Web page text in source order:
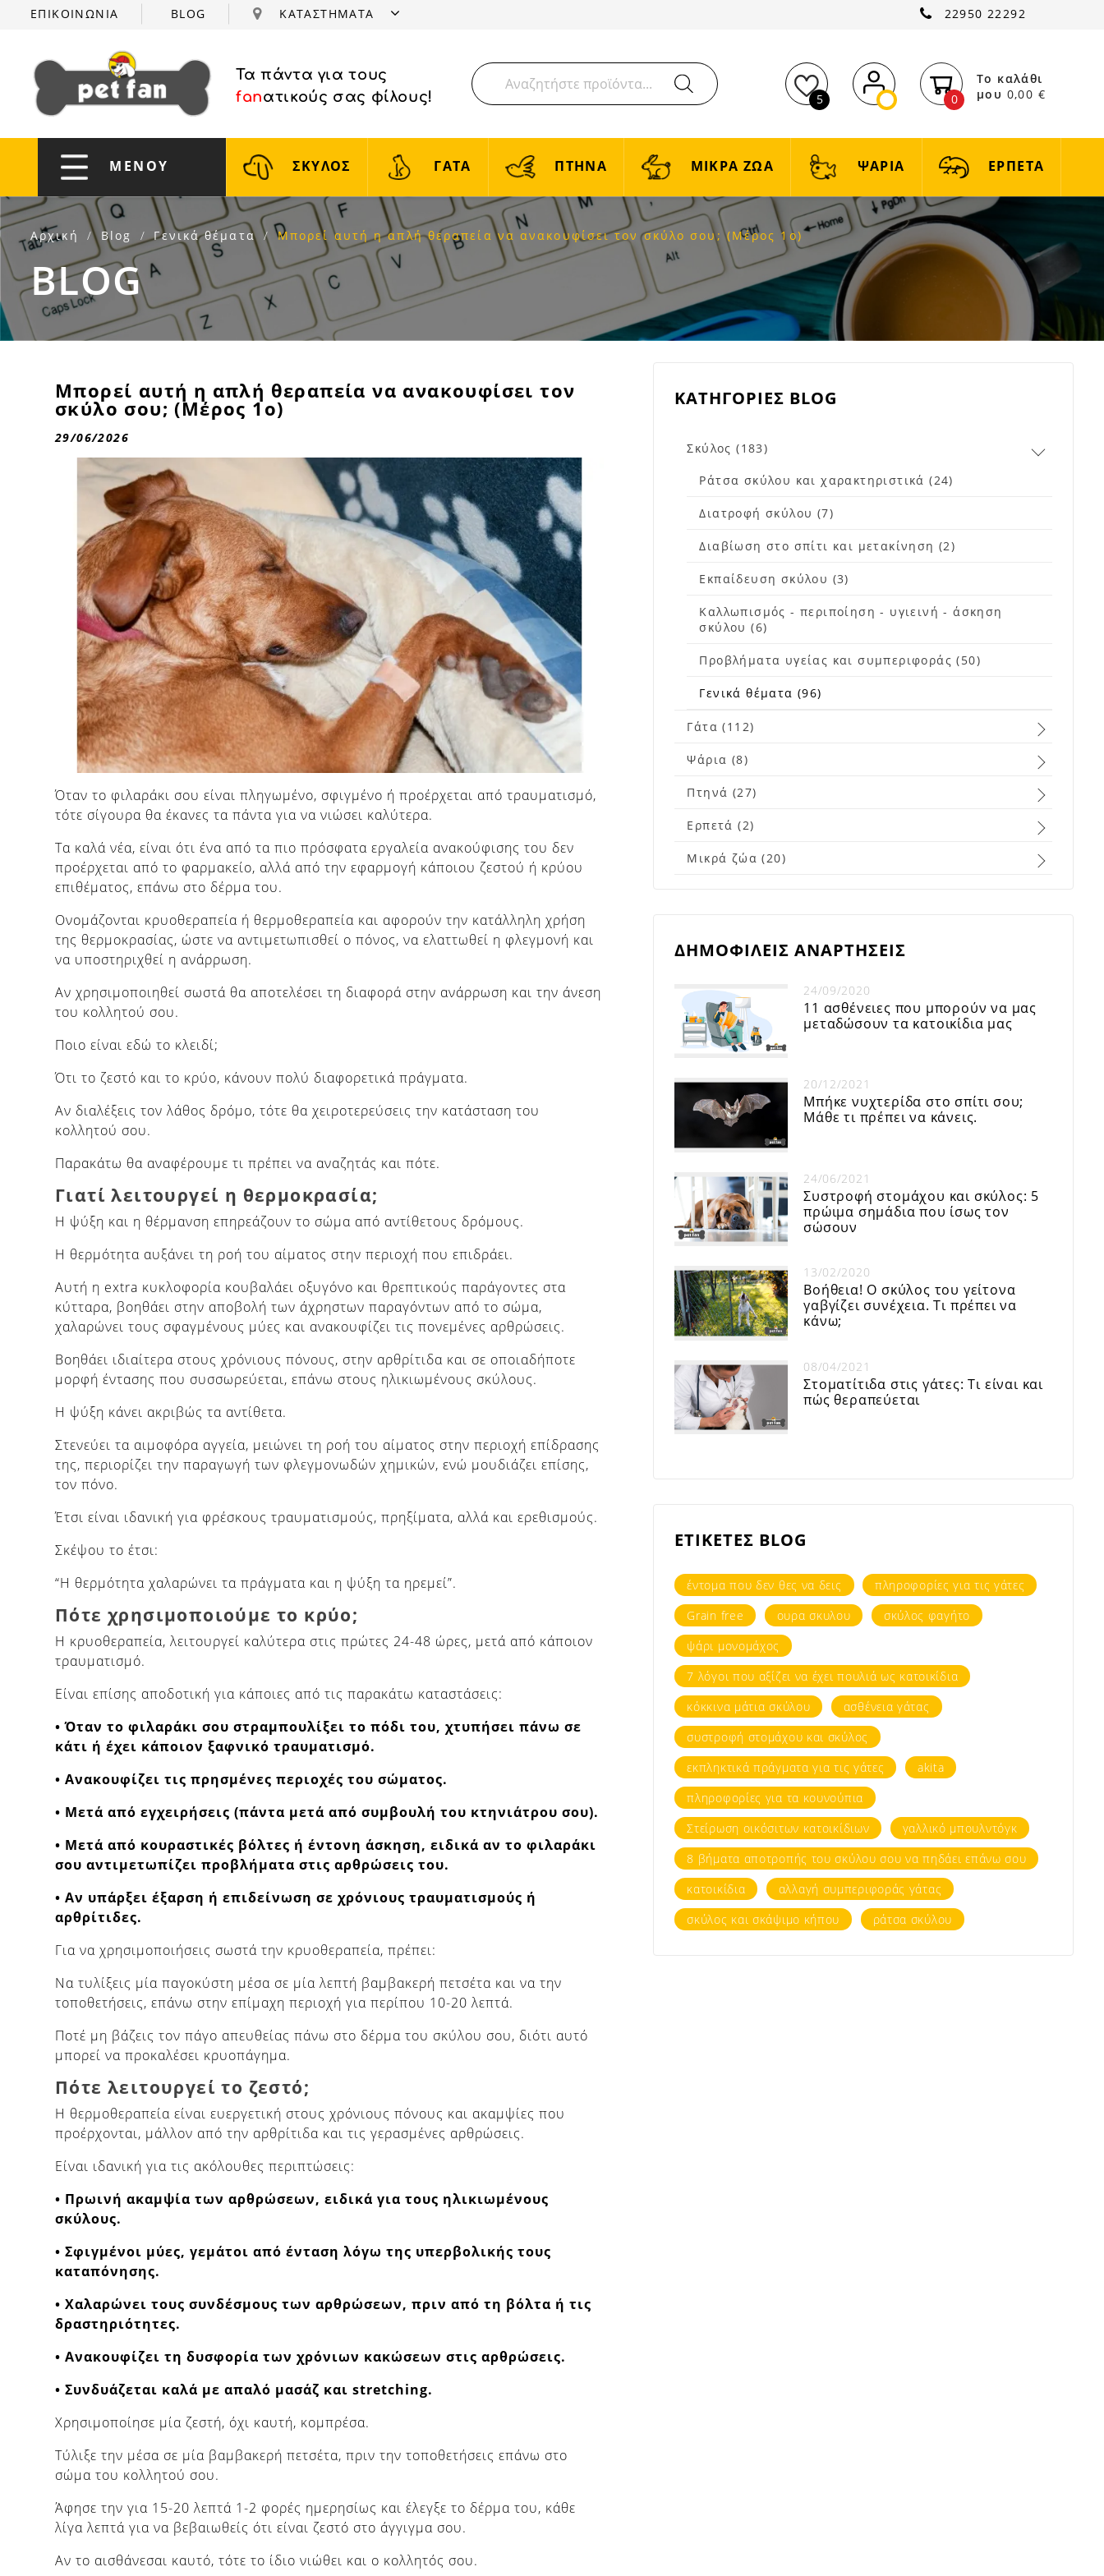
ΕΠΙΚΟΙΝΩΝΙΑ BLOG ΚΑΤΑΣΤΗΜΑΤΑ 22950 22292
Τα πάντα για τους
fanατικούς σας φίλους! 5 0
Το καλάθι
μου 0,00 €
ΜΕΝΟΥ ΣΚΥΛΟΣ ΓΑΤΑ ΠΤΗΝΑ ΜΙΚΡΑ ΖΩΑ ΨΑΡΙΑ ΕΡΠΕΤΑ
Αρχική Blog Γενικά θέματα Μπορεί αυτή η απλή θεραπεία να ανακουφίσει τον σκύλο σου; (Μέρος 1ο)
BLOG
Μπορεί αυτή η απλή θεραπεία να ανακουφίσει τον
σκύλο σου; (Μέρος 1ο)
29/06/2026
Όταν το φιλαράκι σου είναι πληγωμένο, σφιγμένο ή προέρχεται από τραυματισμό,
τότε σίγουρα θα έκανες τα πάντα για να νιώσει καλύτερα.
Τα καλά νέα, είναι ότι ένα από τα πιο πρόσφατα εργαλεία ανακούφισης του δεν
προέρχεται από το φαρμακείο, αλλά από την εφαρμογή κάποιου ζεστού ή κρύου
επιθέματος, επάνω στο δέρμα του.
Ονομάζονται κρυοθεραπεία ή θερμοθεραπεία και αφορούν την κατάλληλη χρήση
της θερμοκρασίας, ώστε να αντιμετωπισθεί ο πόνος, να ελαττωθεί η φλεγμονή και
να υποστηριχθεί η ανάρρωση.
Αν χρησιμοποιηθεί σωστά θα αποτελέσει τη διαφορά στην ανάρρωση και την άνεση
του κολλητού σου.
Ποιο είναι εδώ το κλειδί;
Ότι το ζεστό και το κρύο, κάνουν πολύ διαφορετικά πράγματα.
Αν διαλέξεις τον λάθος δρόμο, τότε θα χειροτερεύσεις την κατάσταση του
κολλητού σου.
Παρακάτω θα αναφέρουμε τι πρέπει να αναζητάς και πότε.
Γιατί λειτουργεί η θερμοκρασία;
Η ψύξη και η θέρμανση επηρεάζουν το σώμα από αντίθετους δρόμους.
Η θερμότητα αυξάνει τη ροή του αίματος στην περιοχή που επιδράει.
Αυτή η extra κυκλοφορία κουβαλάει οξυγόνο και θρεπτικούς παράγοντες στα
κύτταρα, βοηθάει στην αποβολή των άχρηστων παραγόντων από το σώμα,
χαλαρώνει τους σφαγμένους μύες και ανακουφίζει τις πονεμένες αρθρώσεις.
Βοηθάει ιδιαίτερα στους χρόνιους πόνους, στην αρθρίτιδα και σε οποιαδήποτε
μορφή έντασης που συσσωρεύεται, επάνω στους ηλικιωμένους σκύλους.
Η ψύξη κάνει ακριβώς τα αντίθετα.
Στενεύει τα αιμοφόρα αγγεία, μειώνει τη ροή του αίματος στην περιοχή επίδρασης
της, περιορίζει την παραγωγή των φλεγμονωδών χημικών, ενώ μουδιάζει επίσης,
τον πόνο.
Έτσι είναι ιδανική για φρέσκους τραυματισμούς, πρηξίματα, αλλά και ερεθισμούς.
Σκέψου το έτσι:
“Η θερμότητα χαλαρώνει τα πράγματα και η ψύξη τα ηρεμεί”.
Πότε χρησιμοποιούμε το κρύο;
Η κρυοθεραπεία, λειτουργεί καλύτερα στις πρώτες 24-48 ώρες, μετά από κάποιον
τραυματισμό.
Είναι επίσης αποδοτική για κάποιες από τις παρακάτω καταστάσεις:
• Όταν το φιλαράκι σου στραμπουλίξει το πόδι του, χτυπήσει πάνω σε
κάτι ή έχει κάποιον ξαφνικό τραυματισμό.
• Ανακουφίζει τις πρησμένες περιοχές του σώματος.
• Μετά από εγχειρήσεις (πάντα μετά από συμβουλή του κτηνιάτρου σου).
• Μετά από κουραστικές βόλτες ή έντονη άσκηση, ειδικά αν το φιλαράκι
σου αντιμετωπίζει προβλήματα στις αρθρώσεις του.
• Αν υπάρξει έξαρση ή επιδείνωση σε χρόνιους τραυματισμούς ή
αρθρίτιδες.
Για να χρησιμοποιήσεις σωστά την κρυοθεραπεία, πρέπει:
Να τυλίξεις μία παγοκύστη μέσα σε μία λεπτή βαμβακερή πετσέτα και να την
τοποθετήσεις, επάνω στην επίμαχη περιοχή για περίπου 10-20 λεπτά.
Ποτέ μη βάζεις τον πάγο απευθείας πάνω στο δέρμα του σκύλου σου, διότι αυτό
μπορεί να προκαλέσει κρυοπάγημα.
Πότε λειτουργεί το ζεστό;
Η θερμοθεραπεία είναι ευεργετική στους χρόνιους πόνους και ακαμψίες που
προέρχονται, μάλλον από την αρθρίτιδα και τις γερασμένες αρθρώσεις.
Είναι ιδανική για τις ακόλουθες περιπτώσεις:
• Πρωινή ακαμψία των αρθρώσεων, ειδικά για τους ηλικιωμένους
σκύλους.
• Σφιγμένοι μύες, γεμάτοι από ένταση λόγω της υπερβολικής τους
καταπόνησης.
• Χαλαρώνει τους συνδέσμους των αρθρώσεων, πριν από τη βόλτα ή τις
δραστηριότητες.
• Ανακουφίζει τη δυσφορία των χρόνιων κακώσεων στις αρθρώσεις.
• Συνδυάζεται καλά με απαλό μασάζ και stretching.
Χρησιμοποίησε μία ζεστή, όχι καυτή, κομπρέσα.
Τύλιξε την μέσα σε μία βαμβακερή πετσέτα, πριν την τοποθετήσεις επάνω στο
σώμα του κολλητού σου.
Άφησε την για 15-20 λεπτά 1-2 φορές ημερησίως και έλεγξε το δέρμα του, κάθε
λίγα λεπτά για να βεβαιωθείς ότι είναι ζεστό στο άγγιγμα σου.
Αν το αισθάνεσαι καυτό, τότε το ίδιο νιώθει και ο κολλητός σου.
ΚΑΤΗΓΟΡΊΕΣ BLOG
Σκύλος (183)
Ράτσα σκύλου και χαρακτηριστικά (24)
Διατροφή σκύλου (7)
Διαβίωση στο σπίτι και μετακίνηση (2)
Εκπαίδευση σκύλου (3)
Καλλωπισμός - περιποίηση - υγιεινή - άσκηση
σκύλου (6)
Προβλήματα υγείας και συμπεριφοράς (50)
Γενικά θέματα (96)
Γάτα (112)
Ψάρια (8)
Πτηνά (27)
Ερπετά (2)
Μικρά ζώα (20)
ΔΗΜΟΦΙΛΕΙΣ ΑΝΑΡΤΗΣΕΙΣ
24/09/2020
11 ασθένειες που μπορούν να μας
μεταδώσουν τα κατοικίδια μας
20/12/2021
Μπήκε νυχτερίδα στο σπίτι σου;
Μάθε τι πρέπει να κάνεις.
24/06/2021
Συστροφή στομάχου και σκύλος: 5
πρώιμα σημάδια που ίσως τον
σώσουν
13/02/2020
Βοήθεια! Ο σκύλος του γείτονα
γαβγίζει συνέχεια. Τι πρέπει να
κάνω;
08/04/2021
Στοματίτιδα στις γάτες: Τι είναι και
πώς θεραπεύεται
ΕΤΙΚΕΤΕΣ BLOG
έντομα που δεν θες να δεις
πληροφορίες για τις γάτες
Grain free
ουρα σκυλου
σκύλος φαγήτο
ψάρι μονομάχος
7 λόγοι που αξίζει να έχει πουλιά ως κατοικίδια
κόκκινα μάτια σκύλου
ασθένεια γάτας
συστροφή στομάχου και σκύλος
εκπληκτικά πράγματα για τις γάτες
akita
πληροφορίες για τα κουνούπια
Στείρωση οικόσιτων κατοικίδιων
γαλλικό μπουλντόγκ
8 βήματα αποτροπής του σκύλου σου να πηδάει επάνω σου
κατοικίδια
αλλαγή συμπεριφοράς γάτας
σκύλος και σκάψιμο κήπου
ράτσα σκύλου